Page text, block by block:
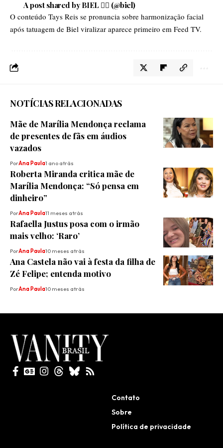
A post shared by BIEL 🐦‍🔥 (@biel)
O conteúdo Tays Reis se pronuncia sobre harmonização facial
após tatuagem de Biel viralizar aparece primeiro em Feed TV.
NOTÍCIAS RELACIONADAS
Mãe de Marília Mendonça reclama
de presentes de fãs em áudios
vazados
PorAna Paula1 ano atrás
Roberta Miranda critica mãe de
Marília Mendonça: “Só pensa em
dinheiro”
PorAna Paula11 meses atrás
Rafaella Justus posa com o irmão
mais velho: ‘Raro’
PorAna Paula10 meses atrás
Ana Castela não vai à festa da filha de
Zé Felipe; entenda motivo
PorAna Paula10 meses atrás
Contato
Sobre
Política de privacidade